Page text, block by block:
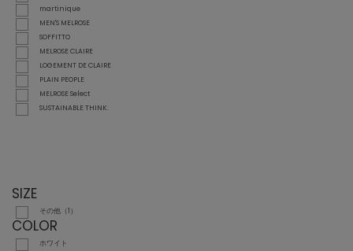
martinique
MEN'S MELROSE
SOFFITTO
MELROSE CLAIRE
LOGEMENT DE CLAIRE
PLAIN PEOPLE
MELROSE Select
SUSTAINABLE THINK.
SIZE
その他（1）
COLOR
ホワイト